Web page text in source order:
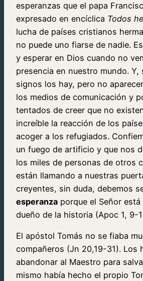
esperanzas que el papa
expresado en encíclica Todos
lucha de países cristianos
no puede uno fiarse de nadie.
y esperar en Dios cuando no
presencia en nuestro mundo. Y,
signos los hay, pero no
los medios de comunicación y
tentados de creer que no
increíble la reacción de los
acoger a los refugiados.
un fuego de artificio y que nos
los miles de personas de otros
están llamando a nuestras
creyentes, sin duda, debemos
esperanza porque el Señor
dueño de la historia (Apoc 1, 9-
El apóstol Tomás no se fiaba
compañeros (Jn 20,19-31). Los
abandonar al Maestro para
mismo había hecho el propio